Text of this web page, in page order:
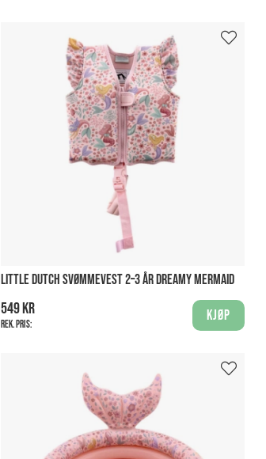
LITTLE DUTCH SVØMMEVEST 2–3 ÅR DREAMY MERMAID
549 kr
Rek. pris:
Kjøp